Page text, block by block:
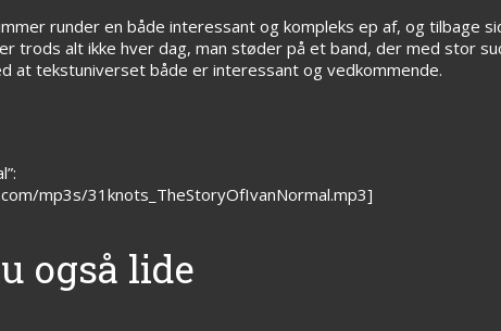
runder en både interessant og kompleks ep af, og tilbage
trods alt ikke hver dag, man støder på et band, der med stor
at tekstuniverset både er interessant og vedkommende.
mp3s/31knots_TheStoryOfIvanNormal.mp3]
også lide